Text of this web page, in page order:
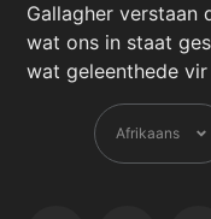
Gallagher verstaan
wat ons in staat
wat geleenthede
Taal
Afrikaans